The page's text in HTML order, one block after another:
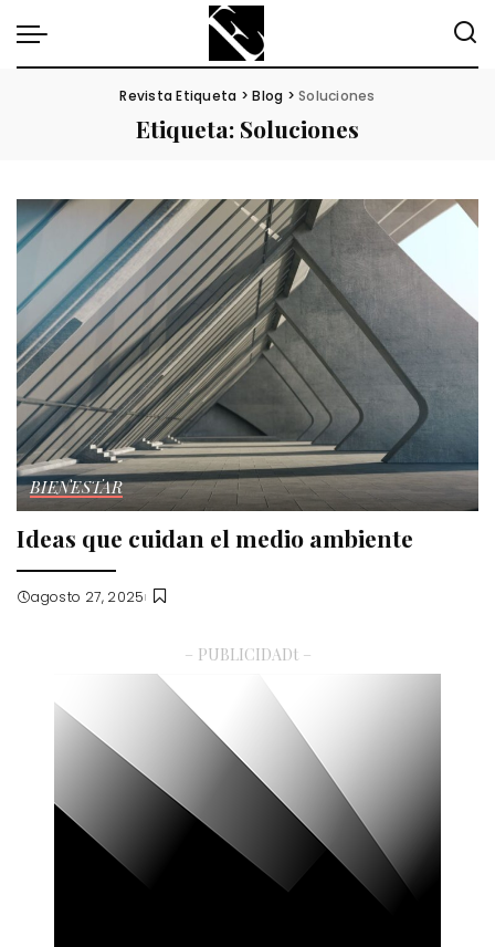
Revista Etiqueta >Blog >Soluciones
Etiqueta: Soluciones
BIENESTAR
Ideas que cuidan el medio ambiente
agosto 27, 2025
– PUBLICIDADt –